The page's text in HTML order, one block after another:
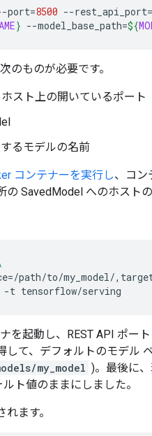
port=8500 --rest_api_port=
} --model_base_path=${
のものが必要です。
スト上の開いているポート
るモデルの名前
コンテナーを実行し、コン
SavedModel へのホスト
=/path/to/my_model/
-t
を起動し、REST API ポー
して、デフォルトのモデル
my_model )。最後に
ト値のままにしました。
ます。